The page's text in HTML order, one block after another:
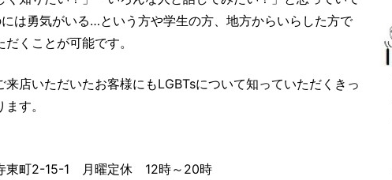
は勇気がいる…という方や学生の方、地方からいらした方で
くことが可能です。
来店いただいたお客様にもLGBTsについて知っていただくきっ
す。
東町2-15-1 月曜定休 12時～20時